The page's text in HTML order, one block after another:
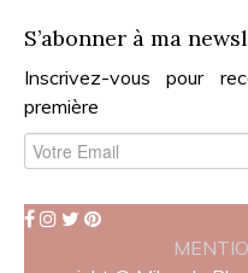
S’abonner à ma
Inscrivez-vous pour
première